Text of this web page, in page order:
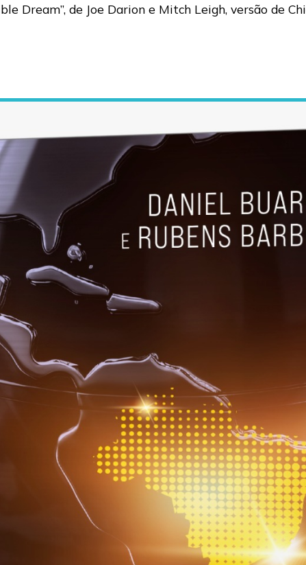
Dream”, de Joe Darion e Mitch Leigh, versão de